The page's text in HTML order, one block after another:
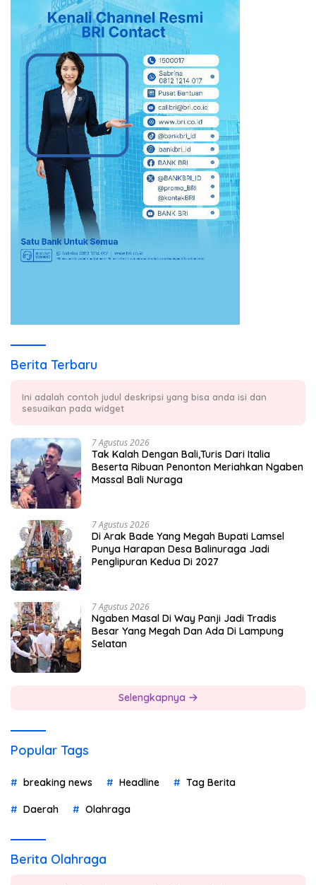
Berita Terbaru
Ini adalah contoh judul deskripsi yang bisa anda isi dan
sesuaikan pada widget
7 Agustus 2026
Tak Kalah Dengan Bali,Turis Dari Italia
Beserta Ribuan Penonton Meriahkan Ngaben
Massal Bali Nuraga
7 Agustus 2026
Di Arak Bade Yang Megah Bupati Lamsel
Punya Harapan Desa Balinuraga Jadi
Penglipuran Kedua Di 2027
7 Agustus 2026
Ngaben Masal Di Way Panji Jadi Tradis
Besar Yang Megah Dan Ada Di Lampung
Selatan
Selengkapnya
Popular Tags
breaking news Headline Tag Berita
Daerah Olahraga
Berita Olahraga